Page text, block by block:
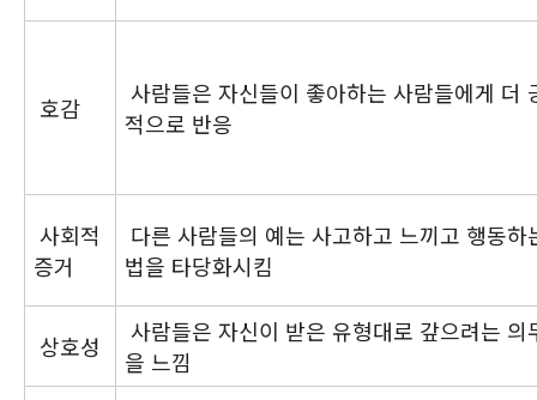
호감
사람들은 자신들이 좋아하는 사람들에게 더
적으로 반응
사회적
증거
다른 사람들의 예는 사고하고 느끼고 행동하
법을 타당화시킴
상호성
사람들은 자신이 받은 유형대로 갚으려는 의
을 느낌